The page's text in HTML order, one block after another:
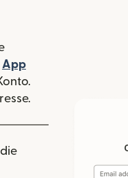
geöffnet)
App
in einem neuen